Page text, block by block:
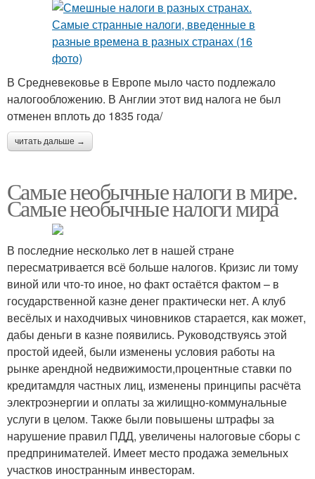
В Средневековье в Европе мыло часто подлежало
налогообложению. В Англии этот вид налога не был
отменен вплоть до 1835 года/
читать дальше →
Самые необычные налоги в мире.
Самые необычные налоги мира
В последние несколько лет в нашей стране
пересматривается всё больше налогов. Кризис ли тому
виной или что-то иное, но факт остаётся фактом – в
государственной казне денег практически нет. А клуб
весёлых и находчивых чиновников старается, как может,
дабы деньги в казне появились. Руководствуясь этой
простой идеей, были изменены условия работы на
рынке арендной недвижимости,процентные ставки по
кредитамдля частных лиц, изменены принципы расчёта
электроэнергии и оплаты за жилищно-коммунальные
услуги в целом. Также были повышены штрафы за
нарушение правил ПДД, увеличены налоговые сборы с
предпринимателей. Имеет место продажа земельных
участков иностранным инвесторам.